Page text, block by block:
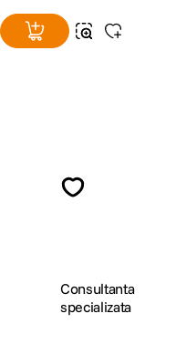
Consultanta
specializata